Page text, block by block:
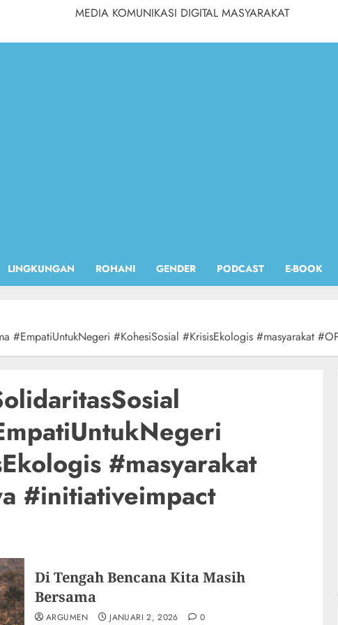
MEDIA KOMUNIKASI DIGITAL MASYARAKAT
LINGKUNGAN ROHANI GENDER PODCAST E-BOOK
#EmpatiUntukNegeri #KohesiSosial #KrisisEkologis #masyarakat
#masyarakat
#initiativeimpact
Di Tengah Bencana Kita Masih
Bersama
ARGUMEN JANUARI 2, 2026 0